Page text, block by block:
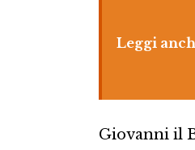
Leggi
Giovanni il